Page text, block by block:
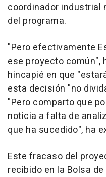
coordinador industrial
del programa.
"Pero efectivamente
ese proyecto común",
hincapié en que
esta decisión "no
"Pero comparto que
noticia a falta de
que ha sucedido", ha
Este fracaso del
recibido en la Bolsa